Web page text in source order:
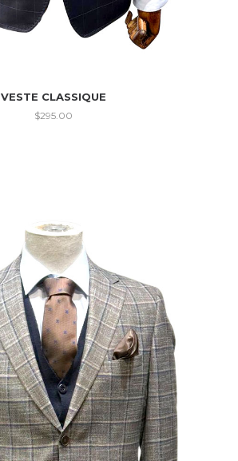
VESTE CLASSIQUE
$295.00